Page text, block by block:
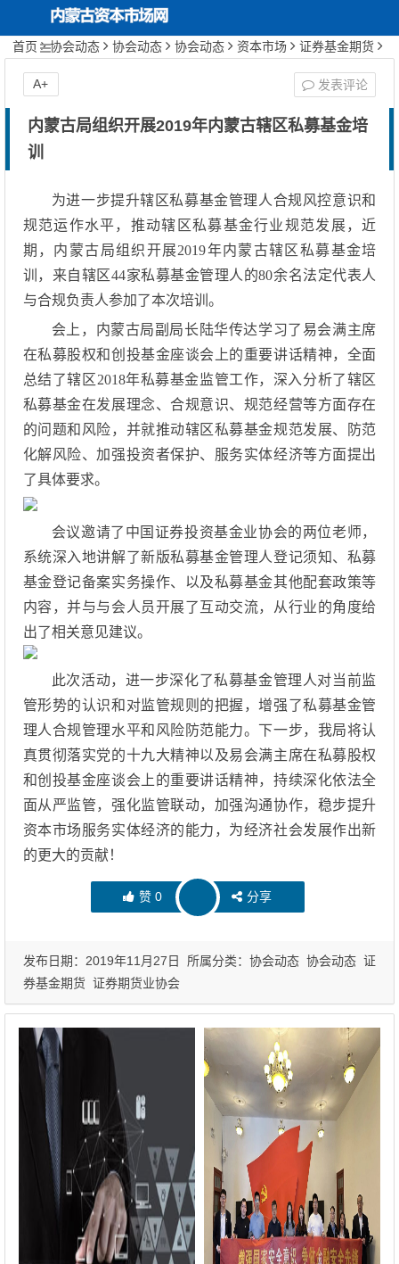
内蒙古资本市场网 关于协会
协会动态
期货服务实体经济
首页 协会动态 协会动态 协会动态 资本市场
证券基金期货
内蒙古局组织开展2019年内蒙古辖区私募基金培
训
为进一步提升辖区私募基金管理人合规风控意识和
规范运作水平，推动辖区私募基金行业规范发展，近
期，内蒙古局组织开展2019年内蒙古辖区私募基金培
训，来自辖区44家私募基金管理人的80余名法定代表人
与合规负责人参加了本次培训。
会上，内蒙古局副局长陆华传达学习了易会满主席
在私募股权和创投基金座谈会上的重要讲话精神，全面
总结了辖区2018年私募基金监管工作，深入分析了辖区
私募基金在发展理念、合规意识、规范经营等方面存在
的问题和风险，并就推动辖区私募基金规范发展、防范
化解风险、加强投资者保护、服务实体经济等方面提出
了具体要求。
会议邀请了中国证券投资基金业协会的两位老师，
系统深入地讲解了新版私募基金管理人登记须知、私募
基金登记备案实务操作、以及私募基金其他配套政策等
内容，并与与会人员开展了互动交流，从行业的角度给
出了相关意见建议。
此次活动，进一步深化了私募基金管理人对当前监
管形势的认识和对监管规则的把握，增强了私募基金管
理人合规管理水平和风险防范能力。下一步，我局将认
真贯彻落实党的十九大精神以及易会满主席在私募股权
和创投基金座谈会上的重要讲话精神，持续深化依法全
面从严监管，强化监管联动，加强沟通协作，稳步提升
资本市场服务实体经济的能力，为经济社会发展作出新
的更大的贡献！
赞 0 分享
发表评论
A+
发布日期：2019年11月27日 所属分类： 协会动态 协会动态 证
券基金期货 证券期货业协会